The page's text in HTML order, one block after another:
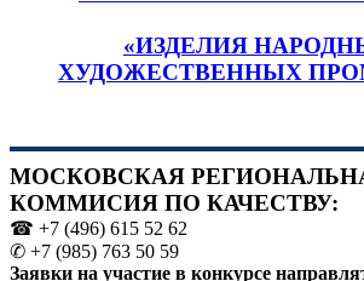
«ИЗДЕЛИЯ
ХУДОЖЕСТВЕННЫХ
МОСКОВСКАЯ
КОММИСИЯ ПО КАЧЕСТВУ:
☎ +7 (496) 615 52 62
✆ +7 (985) 763 50 59
Заявки на участие в конкурсе